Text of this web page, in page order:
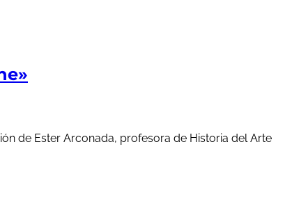
de Ester Arconada, profesora de Historia del Arte